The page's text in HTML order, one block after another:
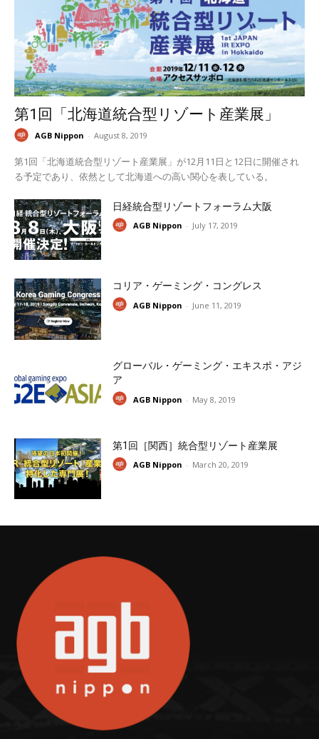
第1回「北海道統合型リゾート産業展」
AGB Nippon - August 8, 2019
第1回「北海道統合型リゾート産業展」が12月11日と12日に開催され
る予定であり、依然として北海道への高い関心を表している。
日経統合型リゾートフォーラム大阪
AGB Nippon - July 17, 2019
コリア・ゲーミング・コングレス
AGB Nippon - June 11, 2019
グローバル・ゲーミング・エキスポ・アジ
ア
AGB Nippon - May 8, 2019
第1回［関西］統合型リゾート産業展
AGB Nippon - March 20, 2019